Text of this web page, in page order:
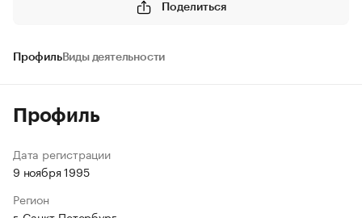
Поделиться
ПрофильВиды деятельности
Профиль
Дата регистрации
9 ноября 1995
Регион